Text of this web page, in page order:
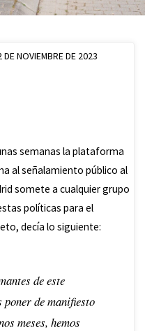
DE NOVIEMBRE DE 2023
semanas la plataforma
al señalamiento público al
somete a cualquier grupo
políticas para el
decía lo siguiente:
de este
poner de manifiesto
meses, hemos